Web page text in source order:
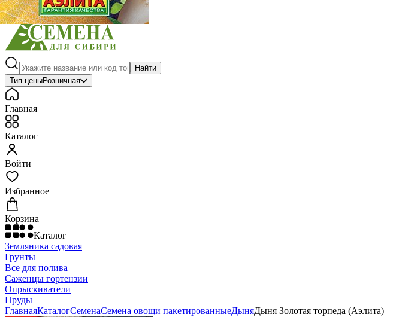
Обустройство сада, декор
Найти
Тип ценыРозничная
Главная
Каталог
Войти
Избранное
Корзина
Каталог
Земляника садовая
Грунты
Все для полива
Саженцы гортензии
Опрыскиватели
Пруды
ГлавнаяКаталогСеменаСемена овощи пакетированныеДыняДыня Золотая торпеда (Аэлита)